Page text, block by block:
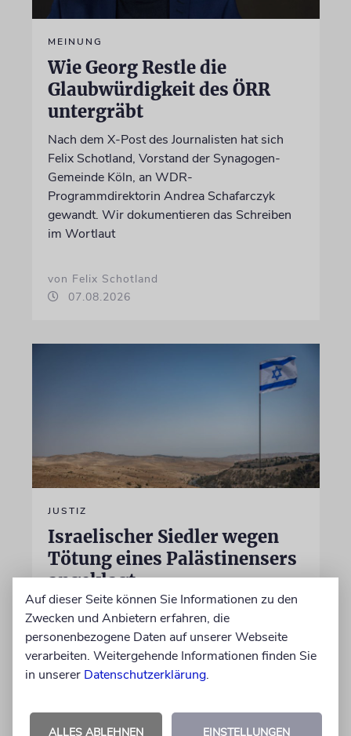
MEINUNG
Wie Georg Restle die
Glaubwürdigkeit des ÖRR
untergräbt
Nach dem X-Post des Journalisten hat sich
Felix Schotland, Vorstand der Synagogen-
Gemeinde Köln, an WDR-
Programmdirektorin Andrea Schafarczyk
gewandt. Wir dokumentieren das Schreiben
im Wortlaut
von Felix Schotland
07.08.2026
JUSTIZ
Israelischer Siedler wegen
Tötung eines Palästinensers
angeklagt
Der getötete Aktivist setzte sich gegen
Siedlergewalt ein und war an dem Oscar-
prämierten Film »No Other Land« beteiligt.
Jetzt steht der mutmaßliche Täter vor Gericht
07.08.2026
Auf dieser Seite können Sie Informationen zu den
Zwecken und Anbietern erfahren, die
personenbezogene Daten auf unserer Webseite
verarbeiten. Weitergehende Informationen finden Sie
in unserer Datenschutzerklärung.
ALLES ABLEHNEN EINSTELLUNGEN